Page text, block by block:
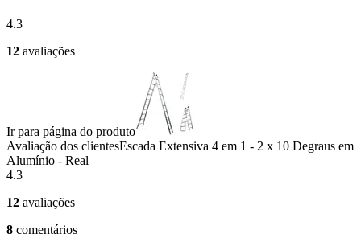
4.3
12 avaliações
Ir para página do produto
Avaliação dos clientesEscada Extensiva 4 em 1 - 2 x 10 Degraus em
Alumínio - Real
4.3
12 avaliações
8 comentários